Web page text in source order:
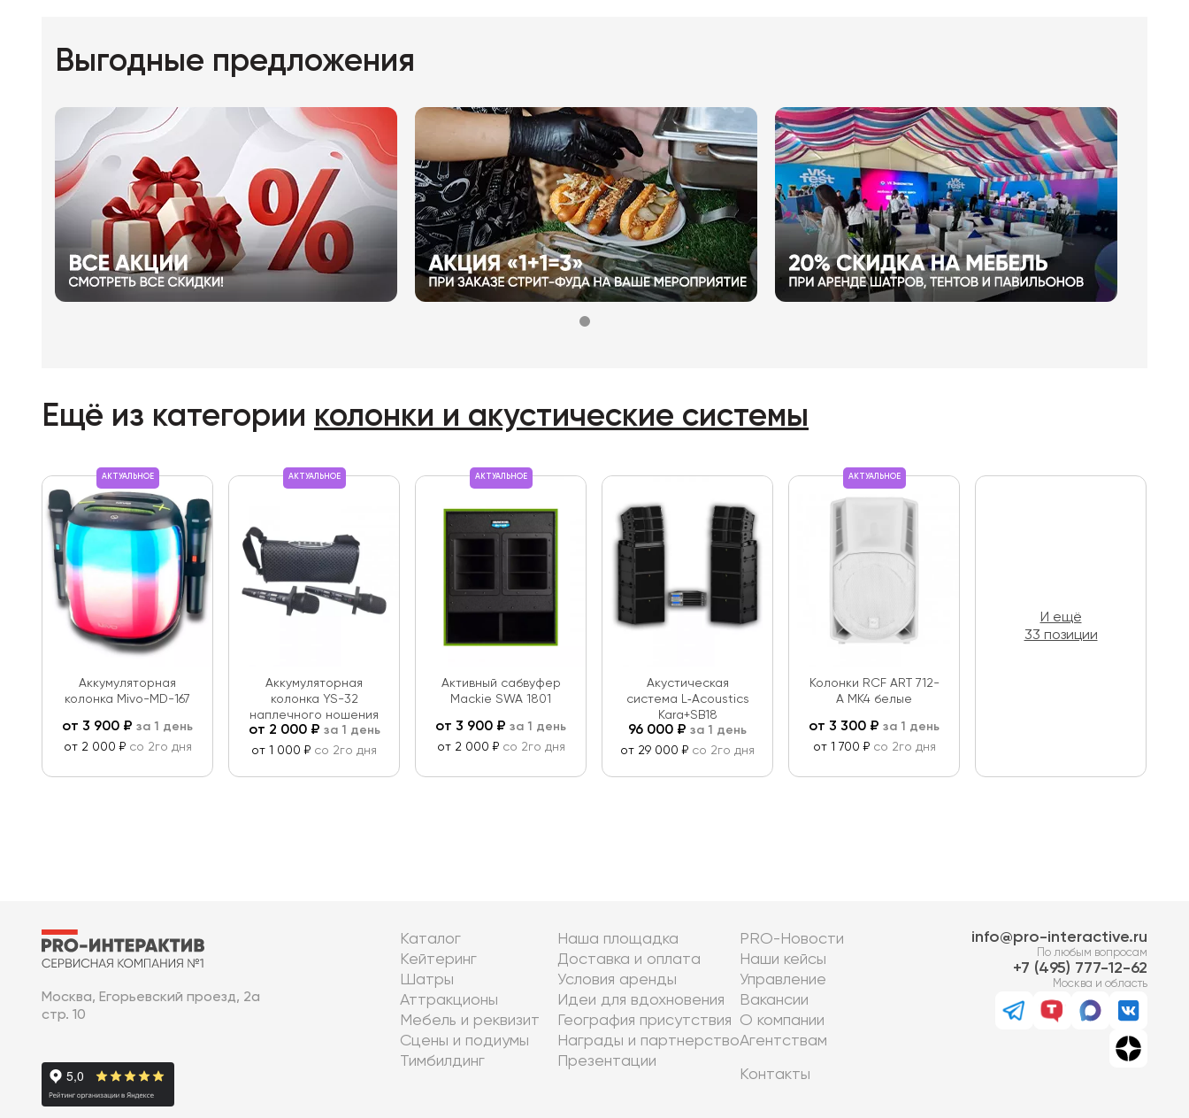
Выгодные предложения
Ещё из категории колонки и акустические системы
АКТУАЛЬНОЕ
Аккумуляторная
колонка Mivo-MD-167
от 3 900 ₽ за 1 день
от 2 000 ₽ со 2го дня
АКТУАЛЬНОЕ
Аккумуляторная
колонка YS-32
наплечного ношения
от 2 000₽ за 1 день
от 1 000 ₽ со 2го дня
АКТУАЛЬНОЕ
Активный сабвуфер
Mackie SWA 1801
от 3 900 ₽ за 1 день
от 2 000 ₽ со 2го дня
Акустическая
система L‑Acoustics
Kara+SB18
96 000 ₽ за 1 день
от 29 000 ₽ со 2го дня
АКТУАЛЬНОЕ
Колонки RCF ART 712-
A MK4 белые
от 3 300 ₽ за 1 день
от 1 700 ₽ со 2го дня
И ещё
33 позиции
Москва, Егорьевский проезд, 2а
стр. 10
Каталог
Кейтеринг
Шатры
Аттракционы
Мебель и реквизит
Сцены и подиумы
Тимбилдинг
Наша площадка
Доставка и оплата
Условия аренды
Идеи для вдохновения
География присутствия
Награды и партнерство
Презентации
PRO-Новости
Наши кейсы
Управление
Вакансии
О компании
Агентствам
Контакты
info@pro-interactive.ru
По любым вопросам
7 (495) 777-12-62
Москва и область